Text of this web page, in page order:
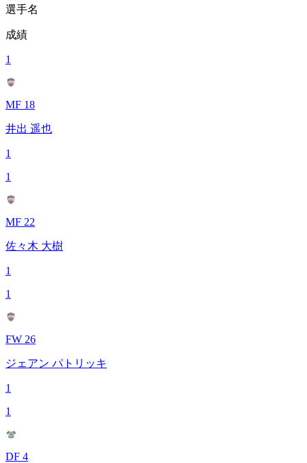
選手名
成績
1
MF 18
井出 遥也
1
1
MF 22
佐々木 大樹
1
1
FW 26
ジェアン パトリッキ
1
1
DF 4